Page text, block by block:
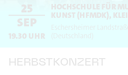
25
SEP
19.30 UHR
HOCHSCHULE FÜR
KUNST (HFMDK),
Eschersheimer
(Deutschland)
HERBSTKONZERT